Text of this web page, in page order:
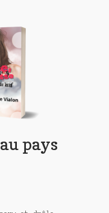
pays